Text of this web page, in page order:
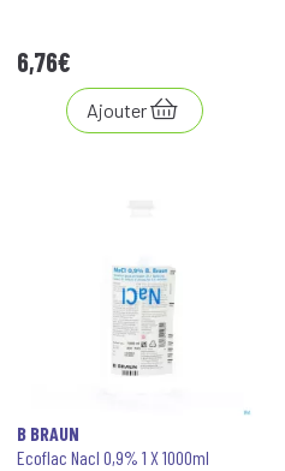
6,76€
Ajouter
B BRAUN
Ecoflac Nacl 0,9% 1 X 1000ml